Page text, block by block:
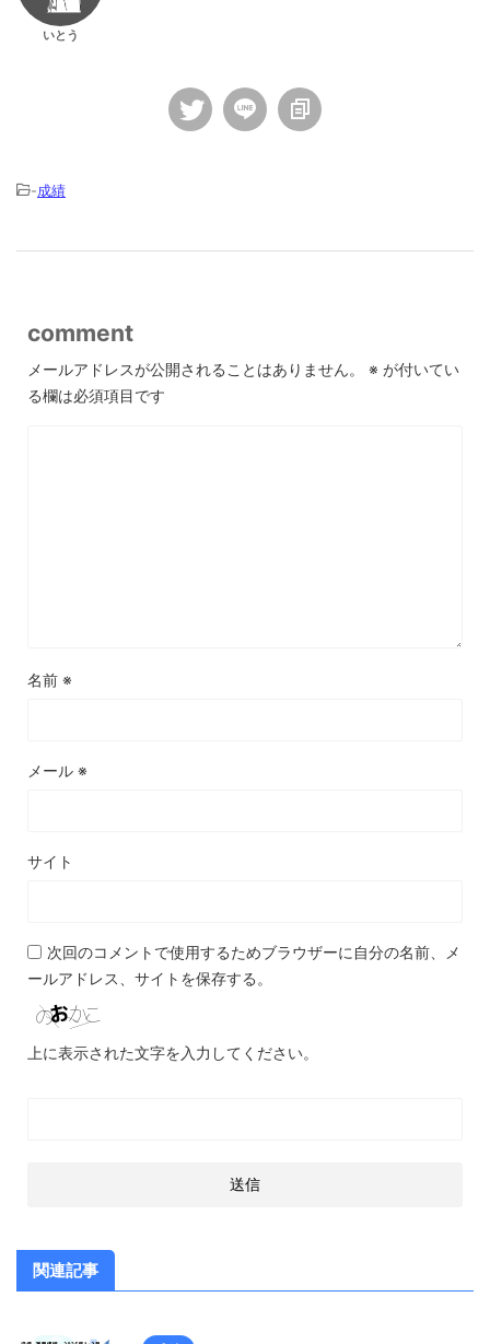
いとう
-成績
comment
メールアドレスが公開されることはありません。 ※ が付いてい
る欄は必須項目です
名前 ※
メール ※
サイト
次回のコメントで使用するためブラウザーに自分の名前、メ
ールアドレス、サイトを保存する。
上に表示された文字を入力してください。
関連記事